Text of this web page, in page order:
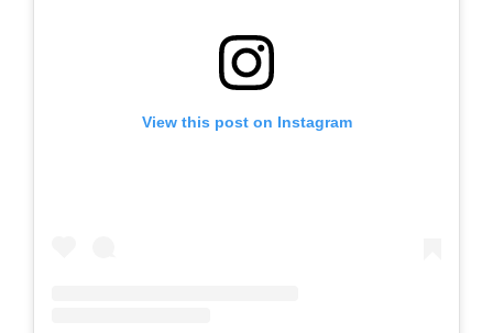
View this post on Instagram